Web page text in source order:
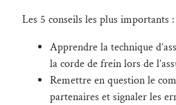
Les 5 conseils les plus importants :
Apprendre la technique
la corde de frein lors de
Remettre en question le
partenaires et signaler les